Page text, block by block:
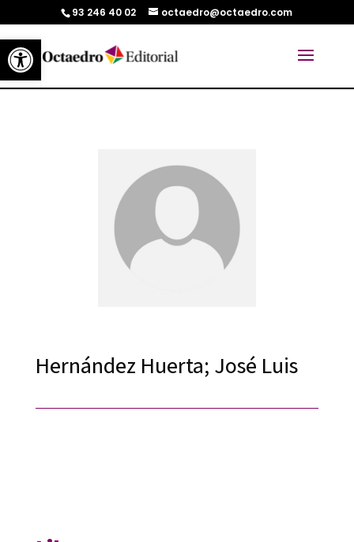
Abrir barra de herramientas
93 246 40 02 octaedro@octaedro.com
Hernández Huerta; José Luis